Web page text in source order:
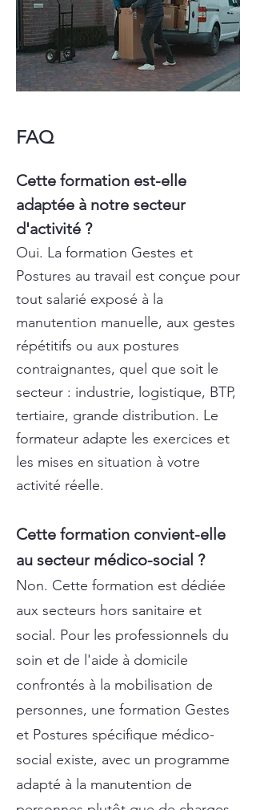
FAQ
Cette formation est-elle
adaptée à notre secteur
d'activité ?
Oui. La formation Gestes et
Postures au travail est conçue pour
tout salarié exposé à la
manutention manuelle, aux gestes
répétitifs ou aux postures
contraignantes, quel que soit le
secteur : industrie, logistique, BTP,
tertiaire, grande distribution. Le
formateur adapte les exercices et
les mises en situation à votre
activité réelle.
Cette formation convient-elle
au secteur médico-social ?
Non. Cette formation est dédiée
aux secteurs hors sanitaire et
social. Pour les professionnels du
soin et de l'aide à domicile
confrontés à la mobilisation de
personnes, une formation Gestes
et Postures spécifique médico-
social existe, avec un programme
adapté à la manutention de